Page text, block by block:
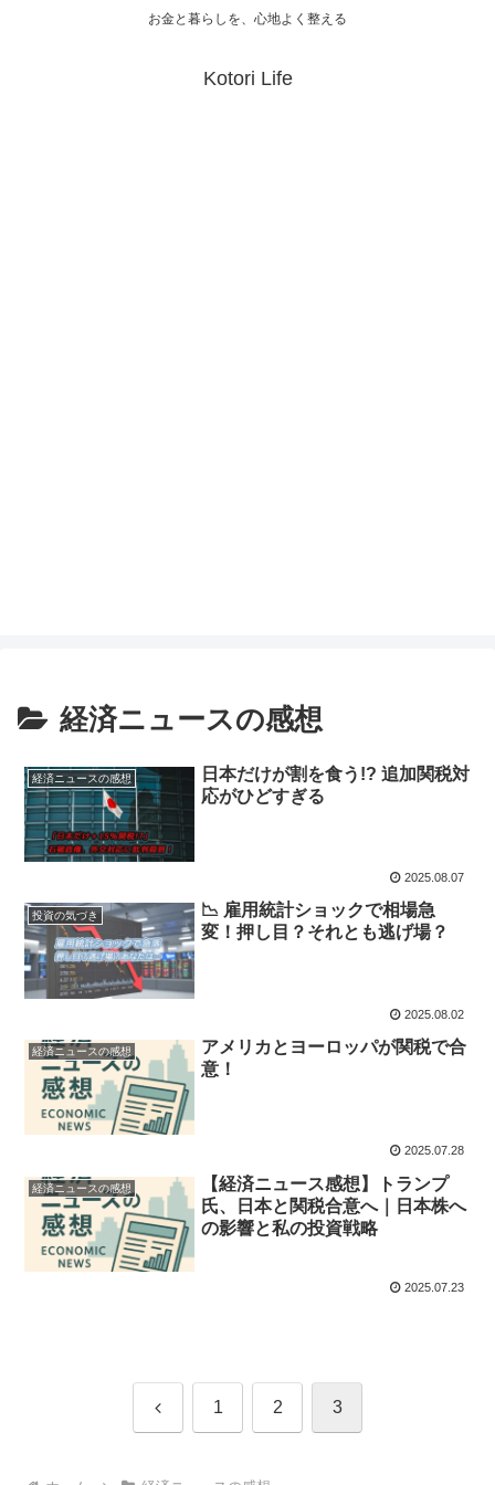
お金と暮らしを、心地よく整える
Kotori Life
経済ニュースの感想
経済ニュースの感想
日本だけが割を食う!? 追加関税対
応がひどすぎる
2025.08.07
投資の気づき
📉 雇用統計ショックで相場急
変！押し目？それとも逃げ場？
2025.08.02
経済ニュースの感想
アメリカとヨーロッパが関税で合
意！
2025.07.28
経済ニュースの感想
【経済ニュース感想】トランプ
氏、日本と関税合意へ｜日本株へ
の影響と私の投資戦略
2025.07.23
前 1 2 3